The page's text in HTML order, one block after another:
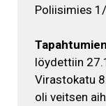
Poliisimies
löydettiin
Virastokatu
oli veitsen